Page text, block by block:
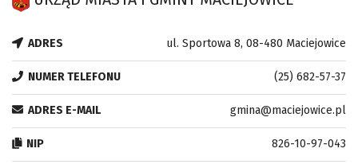
ADRES ul. Sportowa 8, 08-480 Maciejowice
NUMER TELEFONU (25) 682-57-37
ADRES E-MAIL gmina@maciejowice.pl
NIP 826-10-97-043